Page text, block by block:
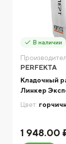
В наличии
PERFEKTA
Кладочный
Линкер
Цвет:
1 948.00